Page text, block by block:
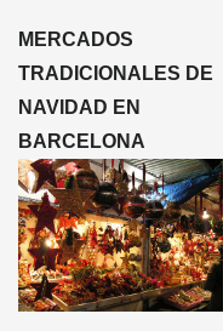
MERCADOS
TRADICIONALES DE
NAVIDAD EN
BARCELONA